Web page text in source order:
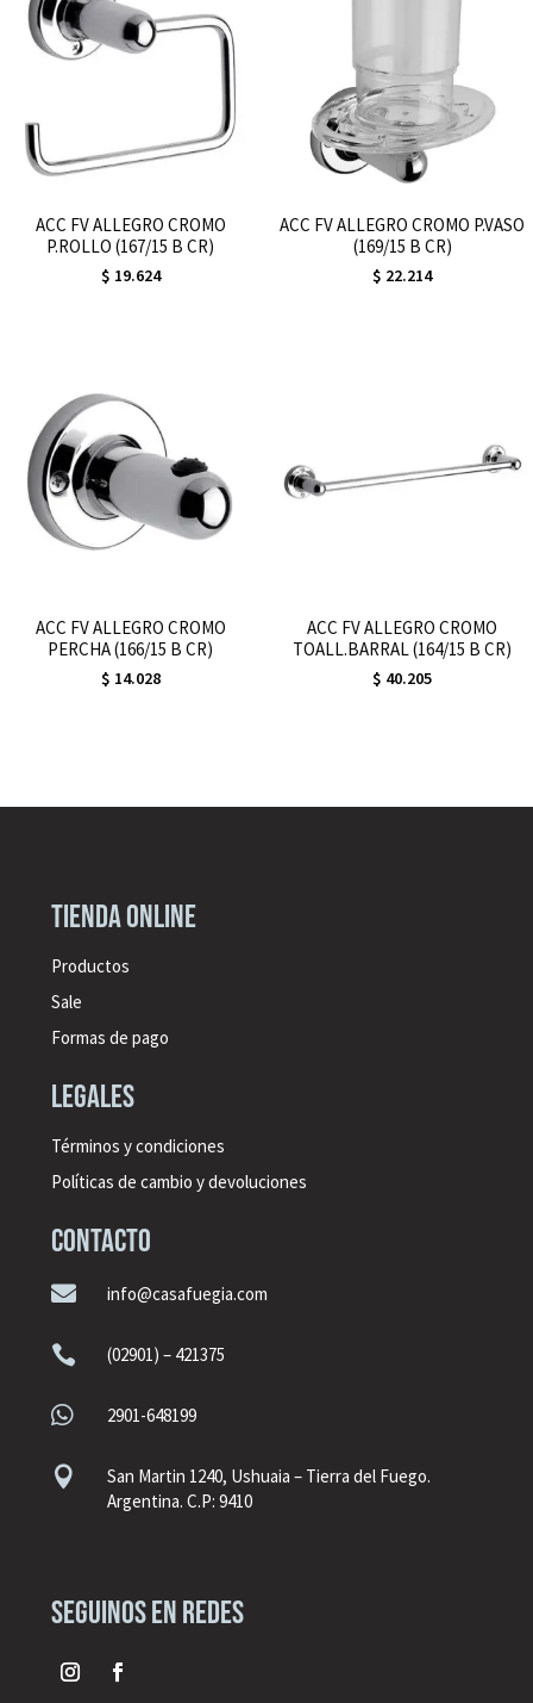
ACC FV ALLEGRO CROMO
P.ROLLO (167/15 B CR)
$ 19.624
ACC FV ALLEGRO CROMO P.VASO
(169/15 B CR)
$ 22.214
ACC FV ALLEGRO CROMO
PERCHA (166/15 B CR)
$ 14.028
ACC FV ALLEGRO CROMO
TOALL.BARRAL (164/15 B CR)
$ 40.205
Tienda online
Productos
Sale
Formas de pago
legales
Términos y condiciones
Políticas de cambio y devoluciones
CONTACTO
 info@casafuegia.com
 (02901) – 421375
 2901-648199

San Martin 1240, Ushuaia – Tierra del Fuego.
Argentina. C.P: 9410
seguinos en redes